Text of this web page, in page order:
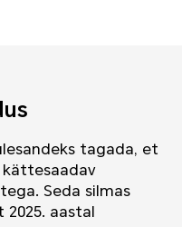
tagada, et
kättesaadav
Seda silmas
2025. aastal